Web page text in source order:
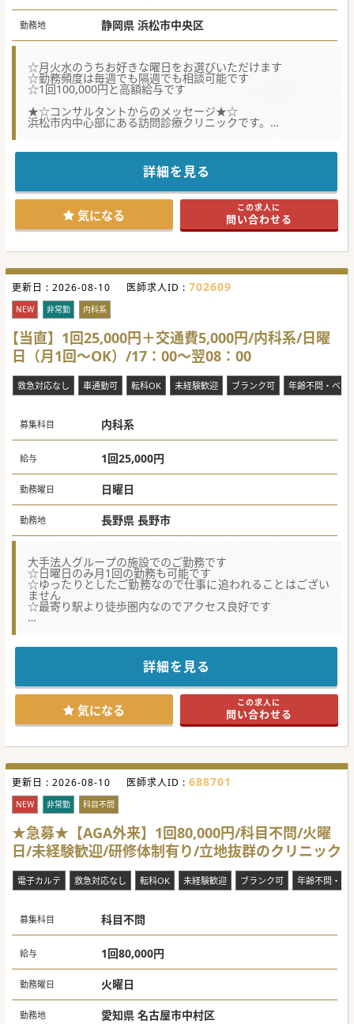
勤務地 静岡県 浜松市中央区
☆月火水のうちお好きな曜日をお選びいただけます
☆勤務頻度は毎週でも隔週でも相談可能です
☆1回100,000円と高額給与です
★☆コンサルタントからのメッセージ★☆
浜松市内中心部にある訪問診療クリニックです。
居宅への訪問がメインとなり、かつ緩和ケアの資格なども取
気になる方はお気軽にお問い合わせください。
詳細を見る
気になる この求人に
問い合わせる
更新日 : 2026-08-10 医師求人ID : 702609
NEW 非常勤 内科系
【当直】1回25,000円＋交通費5,000円/内科系/日曜
日（月1回～OK）/17：00～翌08：00
救急対応なし 車通勤可 転科OK 未経験歓迎 ブランク可 年齢不問・ベテ
募集科目 内科系
給与 1回25,000円
勤務曜日 日曜日
勤務地 長野県 長野市
大手法人グループの施設でのご勤務です
☆日曜日のみ月1回の勤務も可能です
☆ゆったりとしたご勤務なので仕事に追われることはござい
ません
☆最寄り駅より徒歩圏内なのでアクセス良好です
比較的落ち着いた患者様が多いのでゆったりとご勤務いただ
気になる方はお気軽にお問い合わせください。
詳細を見る
気になる この求人に
問い合わせる
更新日 : 2026-08-10 医師求人ID : 688701
NEW 非常勤 科目不問
★急募★【AGA外来】1回80,000円/科目不問/火曜
日/未経験歓迎/研修体制有り/立地抜群のクリニック
電子カルテ 救急対応なし 転科OK 未経験歓迎 ブランク可 年齢不問・ベ
募集科目 科目不問
給与 1回80,000円
勤務曜日 火曜日
勤務地 愛知県 名古屋市中村区